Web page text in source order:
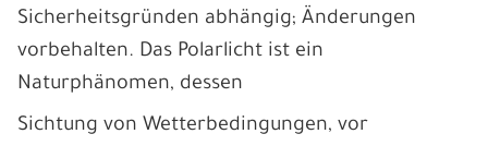
Sicherheitsgründen abhängig; Änderungen
vorbehalten. Das Polarlicht ist ein
Naturphänomen, dessen
Sichtung von Wetterbedingungen, vor